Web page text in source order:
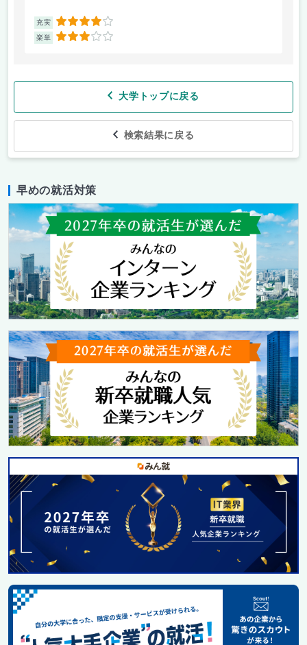
充実 4
楽単 3
大学トップに戻る
検索結果に戻る
早めの就活対策